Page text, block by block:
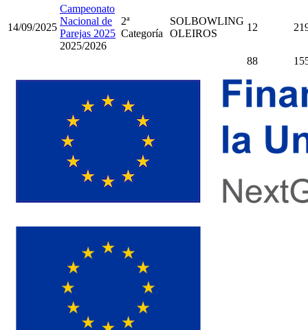
14/09/2025
Campeonato
Nacional de
Parejas 2025
2025/2026
2ª
Categoría
SOLBOWLING
OLEIROS
12
88